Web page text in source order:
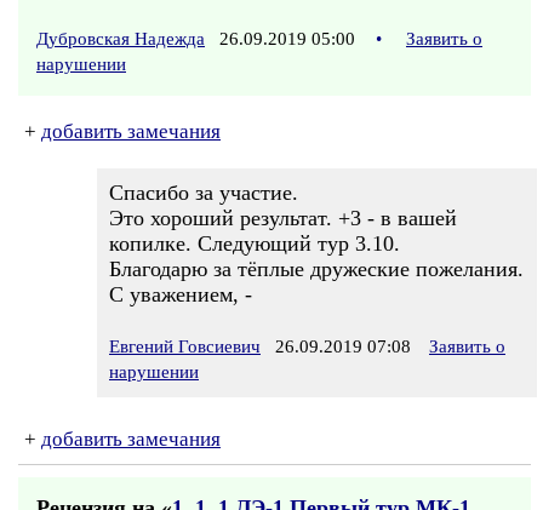
Дубровская Надежда 26.09.2019 05:00 •
Заявить о
нарушении
+ добавить замечания
Спасибо за участие.
Это хороший результат. +3 - в вашей
копилке. Следующий тур 3.10.
Благодарю за тёплые дружеские пожелания.
С уважением, -
Евгений Говсиевич 26.09.2019 07:08
Заявить о
нарушении
+ добавить замечания